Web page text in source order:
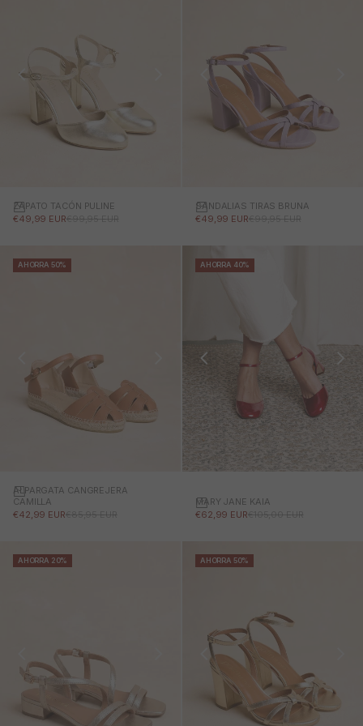
ZAPATO TACÓN PULINE
PRECIO DE OFERTA
€49,99 EURPRECIO NORMAL
€99,95 EUR
SANDALIAS TIRAS BRUNA
PRECIO DE OFERTA
€49,99 EURPRECIO NORMAL
€99,95 EUR
AHORRA 50%
ALPARGATA CANGREJERA
CAMILLA
PRECIO DE OFERTA
€42,99 EURPRECIO NORMAL
€85,95 EUR
AHORRA 40%
MARY JANE KAIA
PRECIO DE OFERTA
€62,99 EURPRECIO NORMAL
€105,00 EUR
AHORRA 20% AHORRA 50%